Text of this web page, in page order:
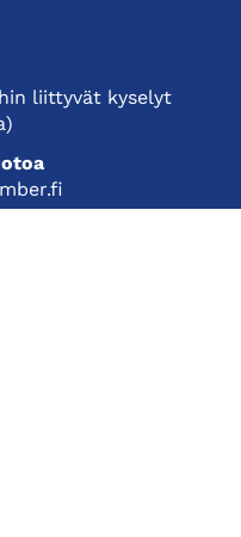
liittyvät kyselyt